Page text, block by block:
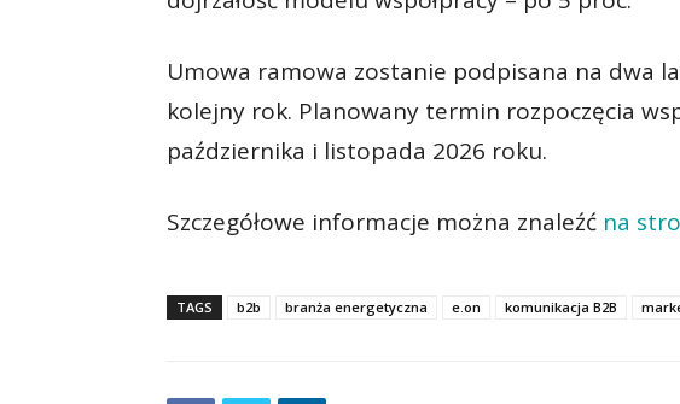
Umowa ramowa zostanie podpisana na dwa
kolejny rok. Planowany termin rozpoczęcia
października i listopada 2026 roku.
Szczegółowe informacje można znaleźć na
TAGS b2b branża energetyczna e.on komunikacja B2B